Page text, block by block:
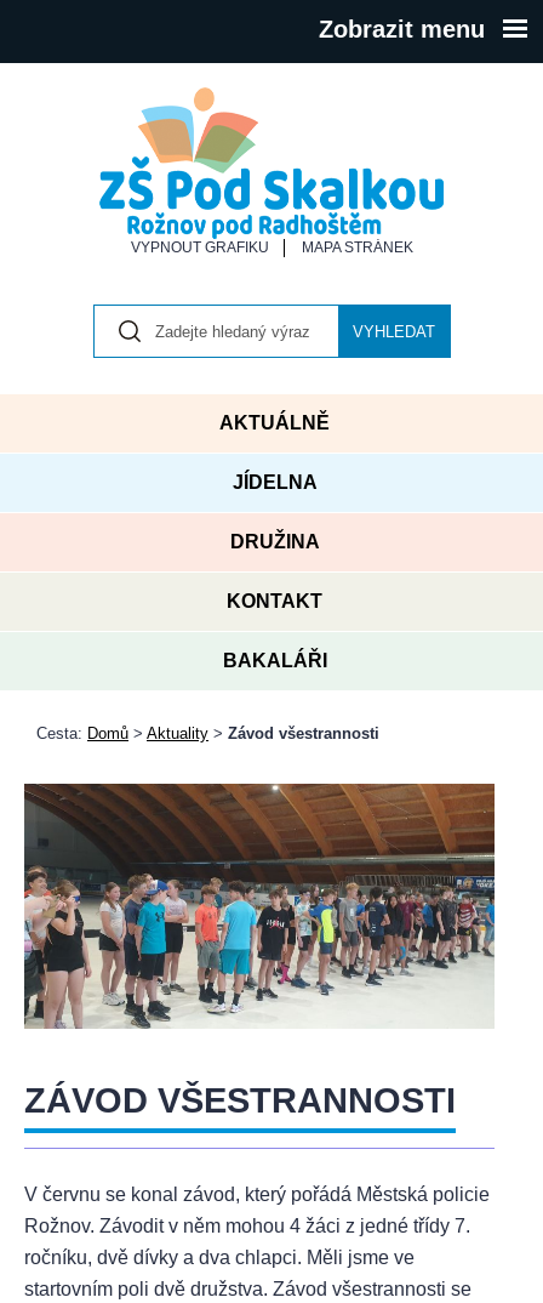
Zobrazit menu
VYPNOUT GRAFIKU MAPA STRÁNEK
VYHLEDAT
AKTUÁLNĚ
JÍDELNA
DRUŽINA
KONTAKT
BAKALÁŘI
Cesta: Domů > Aktuality > Závod všestrannosti
ZÁVOD VŠESTRANNOSTI
V červnu se konal závod, který pořádá Městská policie
Rožnov. Závodit v něm mohou 4 žáci z jedné třídy 7.
ročníku, dvě dívky a dva chlapci. Měli jsme ve
startovním poli dvě družstva. Závod všestrannosti se